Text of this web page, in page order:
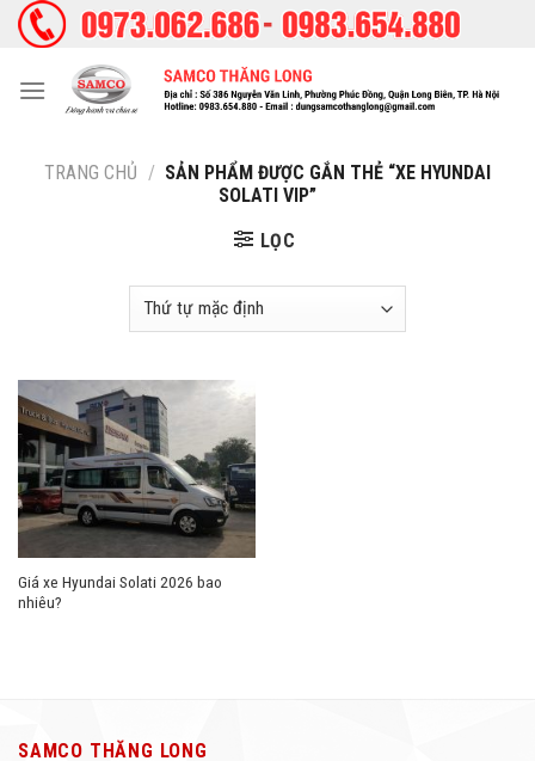
Skip
TRANG CHỦ / SẢN PHẨM ĐƯỢC GẮN THẺ “XE HYUNDAI
SOLATI VIP”
LỌC
Giá xe Hyundai Solati 2026 bao
nhiêu?
SAMCO THĂNG LONG